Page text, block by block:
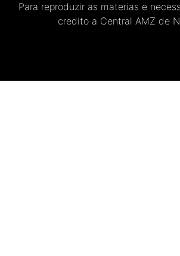
Para reproduzir as materias e
credito a Central AMZ de